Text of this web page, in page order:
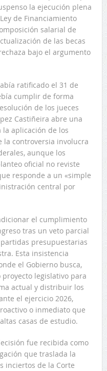
la ejecución plena
de Financiamiento
salarial de
de las becas
bajo el argumento
ratificado el 31 de
cumplir de forma
de los jueces
Castiñeira abre una
aplicación de los
la controversia involucra
aunque los
oficial no reviste
responde a un «simple
central por
el cumplimiento
tras un veto parcial
presupuestarias
Esta insistencia
el Gobierno busca,
legislativo para
actual y distribuir los
el ejercicio 2026,
o inmediato que
casas de estudio.
fue recibida como
que traslada la
inciertos de la Corte